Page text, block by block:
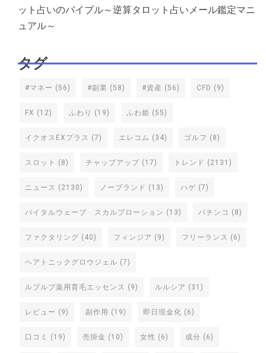
ット占いのバイブル～逆算タロット占いメール鑑定マニ
ュアル～
タグ
#マネー (56) #副業 (58) #資産 (56) CFD (9)
FX (12) ふわり (19) ふわ姫 (55)
イクオスEXプラス (7) エレコム (34) ゴルフ (8)
スロット (8) チャップアップ (17) トレンド (2131)
ニュース (2130) ノーブランド (13) ハゲ (7)
バイタルウェーブ スカルプローション (13) パチンコ (8)
ファクタリング (40) フィンジア (9) フリーランス (6)
ヘアトニックグロウジェル (7)
ルプルプ薬用育毛エッセンス (9) ルルシア (31)
レビュー (9) 副作用 (19) 即日現金化 (6)
口コミ (19) 売掛金 (10) 女性 (6) 成分 (6)